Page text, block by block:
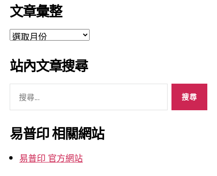
文章彙整
文
彙
整
站內文章搜尋
關
鍵
字:
易普印 相關網站
易普印 官方網站